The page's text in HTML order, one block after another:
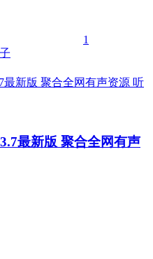
1
最新版 聚合全网有声